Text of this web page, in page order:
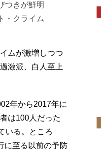
つきが鮮明
・クライム
ムが激増しつつ
激派、白人至上
年から2017年に
は100人だった
いる。ところ
に至る以前の予防